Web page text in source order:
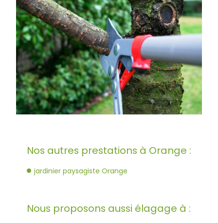
Nos autres prestations à Orange :
jardinier paysagiste Orange
Nous proposons aussi élagage à :